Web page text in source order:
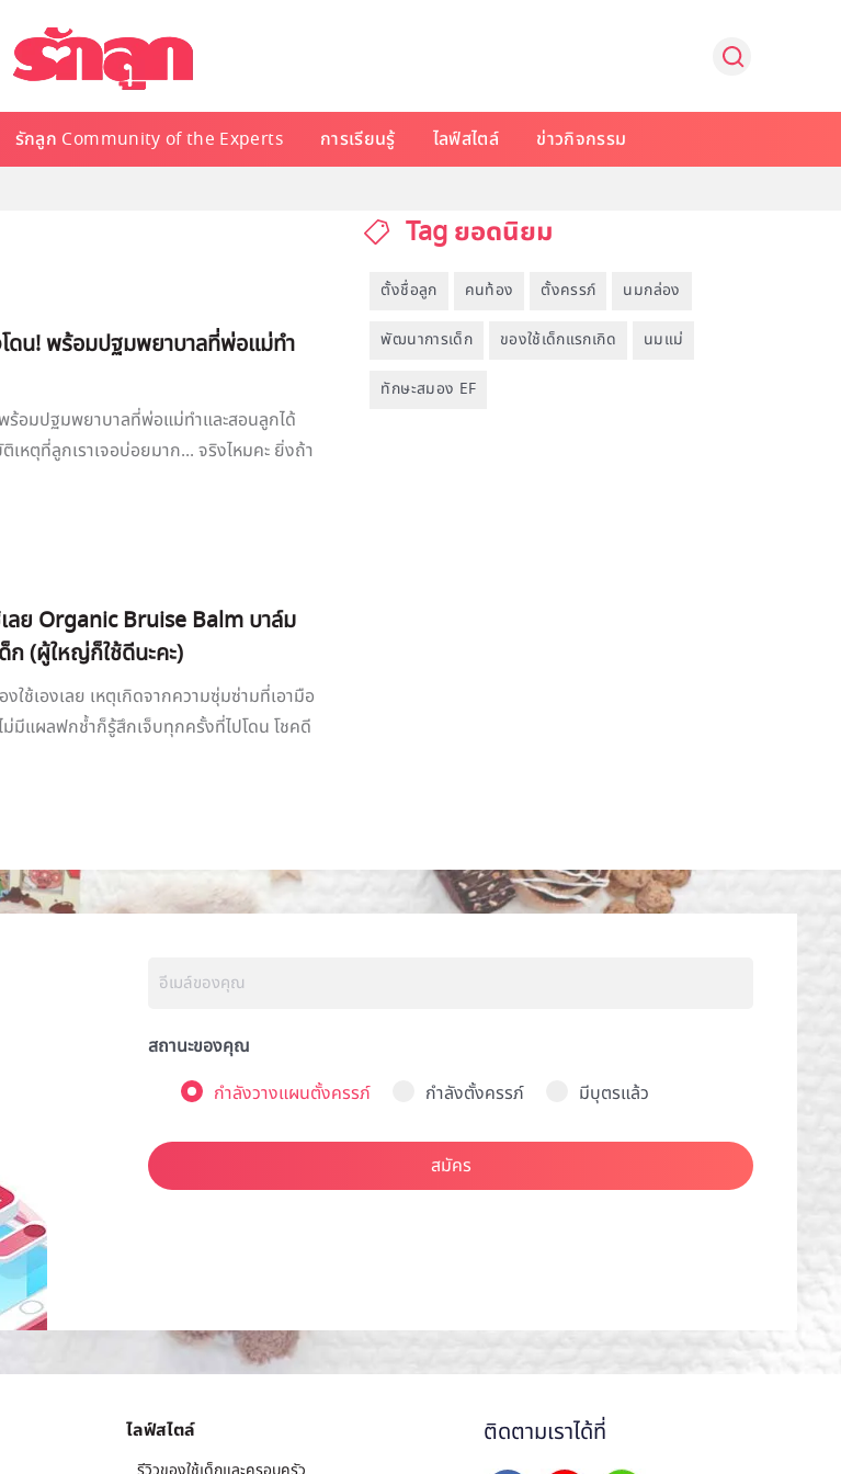
รักลูก Community of the Experts การเรียนรู้ ไลฟ์สไตล์ ข่าวกิจกรรม
ดน! พร้อมปฐมพยาบาลที่พ่อแม่ทำ
ร้อมปฐมพยาบาลที่พ่อแม่ทำและสอนลูกได้
หตุที่ลูกเราเจอบ่อยมาก... จริงไหมคะ ยิ่งถ้า
ลย Organic Bruise Balm บาล์ม
ก (ผู้ใหญ่ก็ใช้ดีนะคะ)
ช้เองเลย เหตุเกิดจากความซุ่มซ่ามที่เอามือ
ม่มีแผลฟกช้ำก็รู้สึกเจ็บทุกครั้งที่ไปโดน โชคดี
Tag ยอดนิยม
ตั้งชื่อลูก คนท้อง ตั้งครรภ์ นมกล่อง
พัฒนาการเด็ก ของใช้เด็กแรกเกิด นมแม่
ทักษะสมอง EF
สถานะของคุณ
กำลังวางแผนตั้งครรภ์
กำลังตั้งครรภ์ มีบุตรแล้ว
สมัคร
ไลฟ์สไตล์ ติดตามเราได้ที่